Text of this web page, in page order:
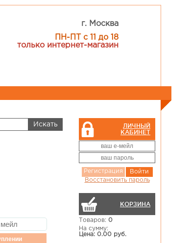
г. Москва
ПН-ПТ с 11 до 18
только интернет-магазин
ЛИЧНЫЙ
КАБИНЕТ
Регистрация
Войти
Восстановить пароль
КОРЗИНА
Товаров: 0
На сумму:
Цена: 0.00 руб.